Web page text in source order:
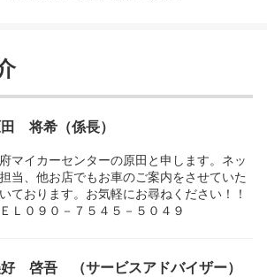
田 将希（係長）
マイカーセンターの原田と申します。ネッ
担当、他お店でもお車のご案内をさせていた
ております。お気軽にお尋ねください！！
Ｌ０９０－７５４５－５０４９
好 啓吾 （サービスアドバイザー）